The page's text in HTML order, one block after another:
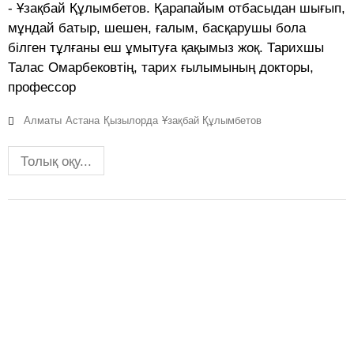
- Ұзақбай Құлымбетов. Қарапайым отбасыдан шығып,
мұндай батыр, шешен, ғалым, басқарушы бола
білген тұлғаны еш ұмытуға қақымыз жоқ. Тарихшы
Талас Омарбековтің, тарих ғылымының докторы,
профессор
Алматы Астана Қызылорда Ұзақбай Құлымбетов
Толық оқу...